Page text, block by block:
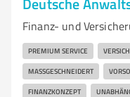
Finanz- und
PREMIUM SERVICE
MASSGESCHNEIDERT
FINANZKONZEPT